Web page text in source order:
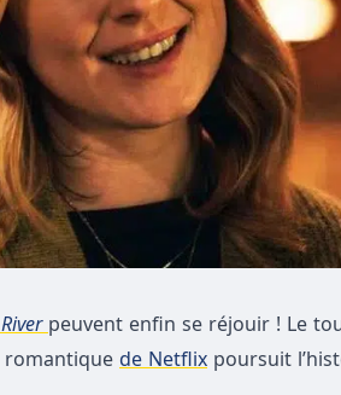
peuvent enfin se réjouir ! Le
romantique de Netflix poursuit